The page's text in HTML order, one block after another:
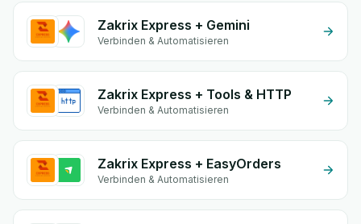
Zakrix Express + Gemini
Verbinden & Automatisieren
Zakrix Express + Tools & HTTP
Verbinden & Automatisieren
Zakrix Express + EasyOrders
Verbinden & Automatisieren